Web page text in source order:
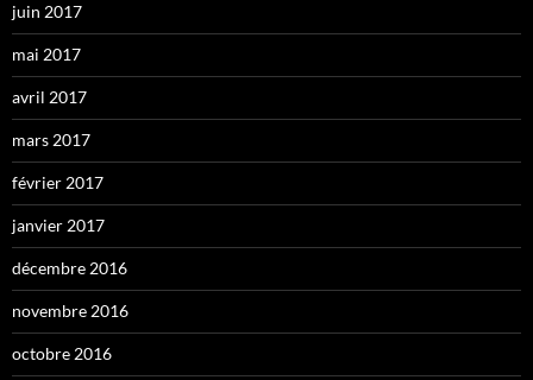
juin 2017
mai 2017
avril 2017
mars 2017
février 2017
janvier 2017
décembre 2016
novembre 2016
octobre 2016